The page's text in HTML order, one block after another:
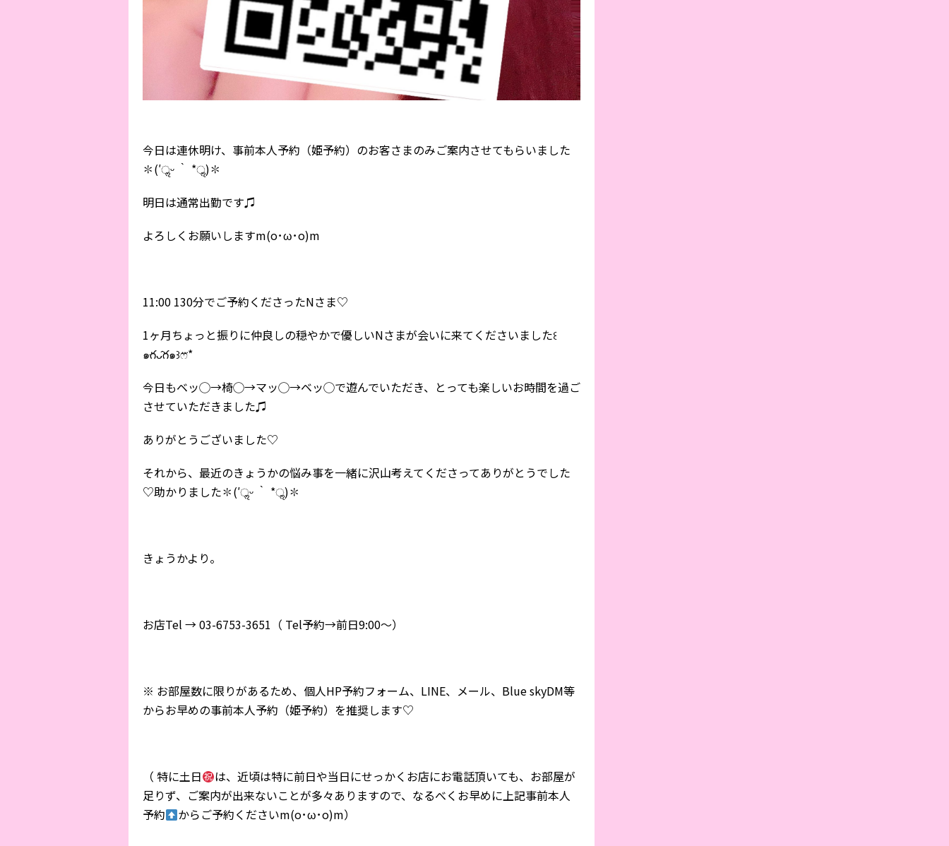
今日は連休明け、事前本人予約（姫予約）のお客さまのみご案内させてもらいました
✽(′ॢᵕ ‵ *ॢ)✽
明日は通常出勤です♫
よろしくお願いしますm(o･ω･o)m
11:00 130分でご予約くださったNさま♡
1ヶ月ちょっと振りに仲良しの穏やかで優しいNさまが会いに来てくださいました꒰
๑ּగᴗ̂గ๑꒱ෆ⃛*
今日もベッ◯→椅◯→マッ◯→ベッ◯で遊んでいただき、とっても楽しいお時間を過ご
させていただきました♫
ありがとうございました♡
それから、最近のきょうかの悩み事を一緒に沢山考えてくださってありがとうでした
♡助かりました✽(′ॢᵕ ‵ *ॢ)✽
きょうかより。
お店Tel → 03-6753-3651（ Tel予約→前日9:00〜）
※ お部屋数に限りがあるため、個人HP予約フォーム、LINE、メール、Blue skyDM等
からお早めの事前本人予約（姫予約）を推奨します♡
（ 特に土日
は、近頃は特に前日や当日にせっかくお店にお電話頂いても、お部屋が
足りず、ご案内が出来ないことが多々ありますので、なるべくお早めに上記事前本人
予約
からご予約くださいm(o･ω･o)m）